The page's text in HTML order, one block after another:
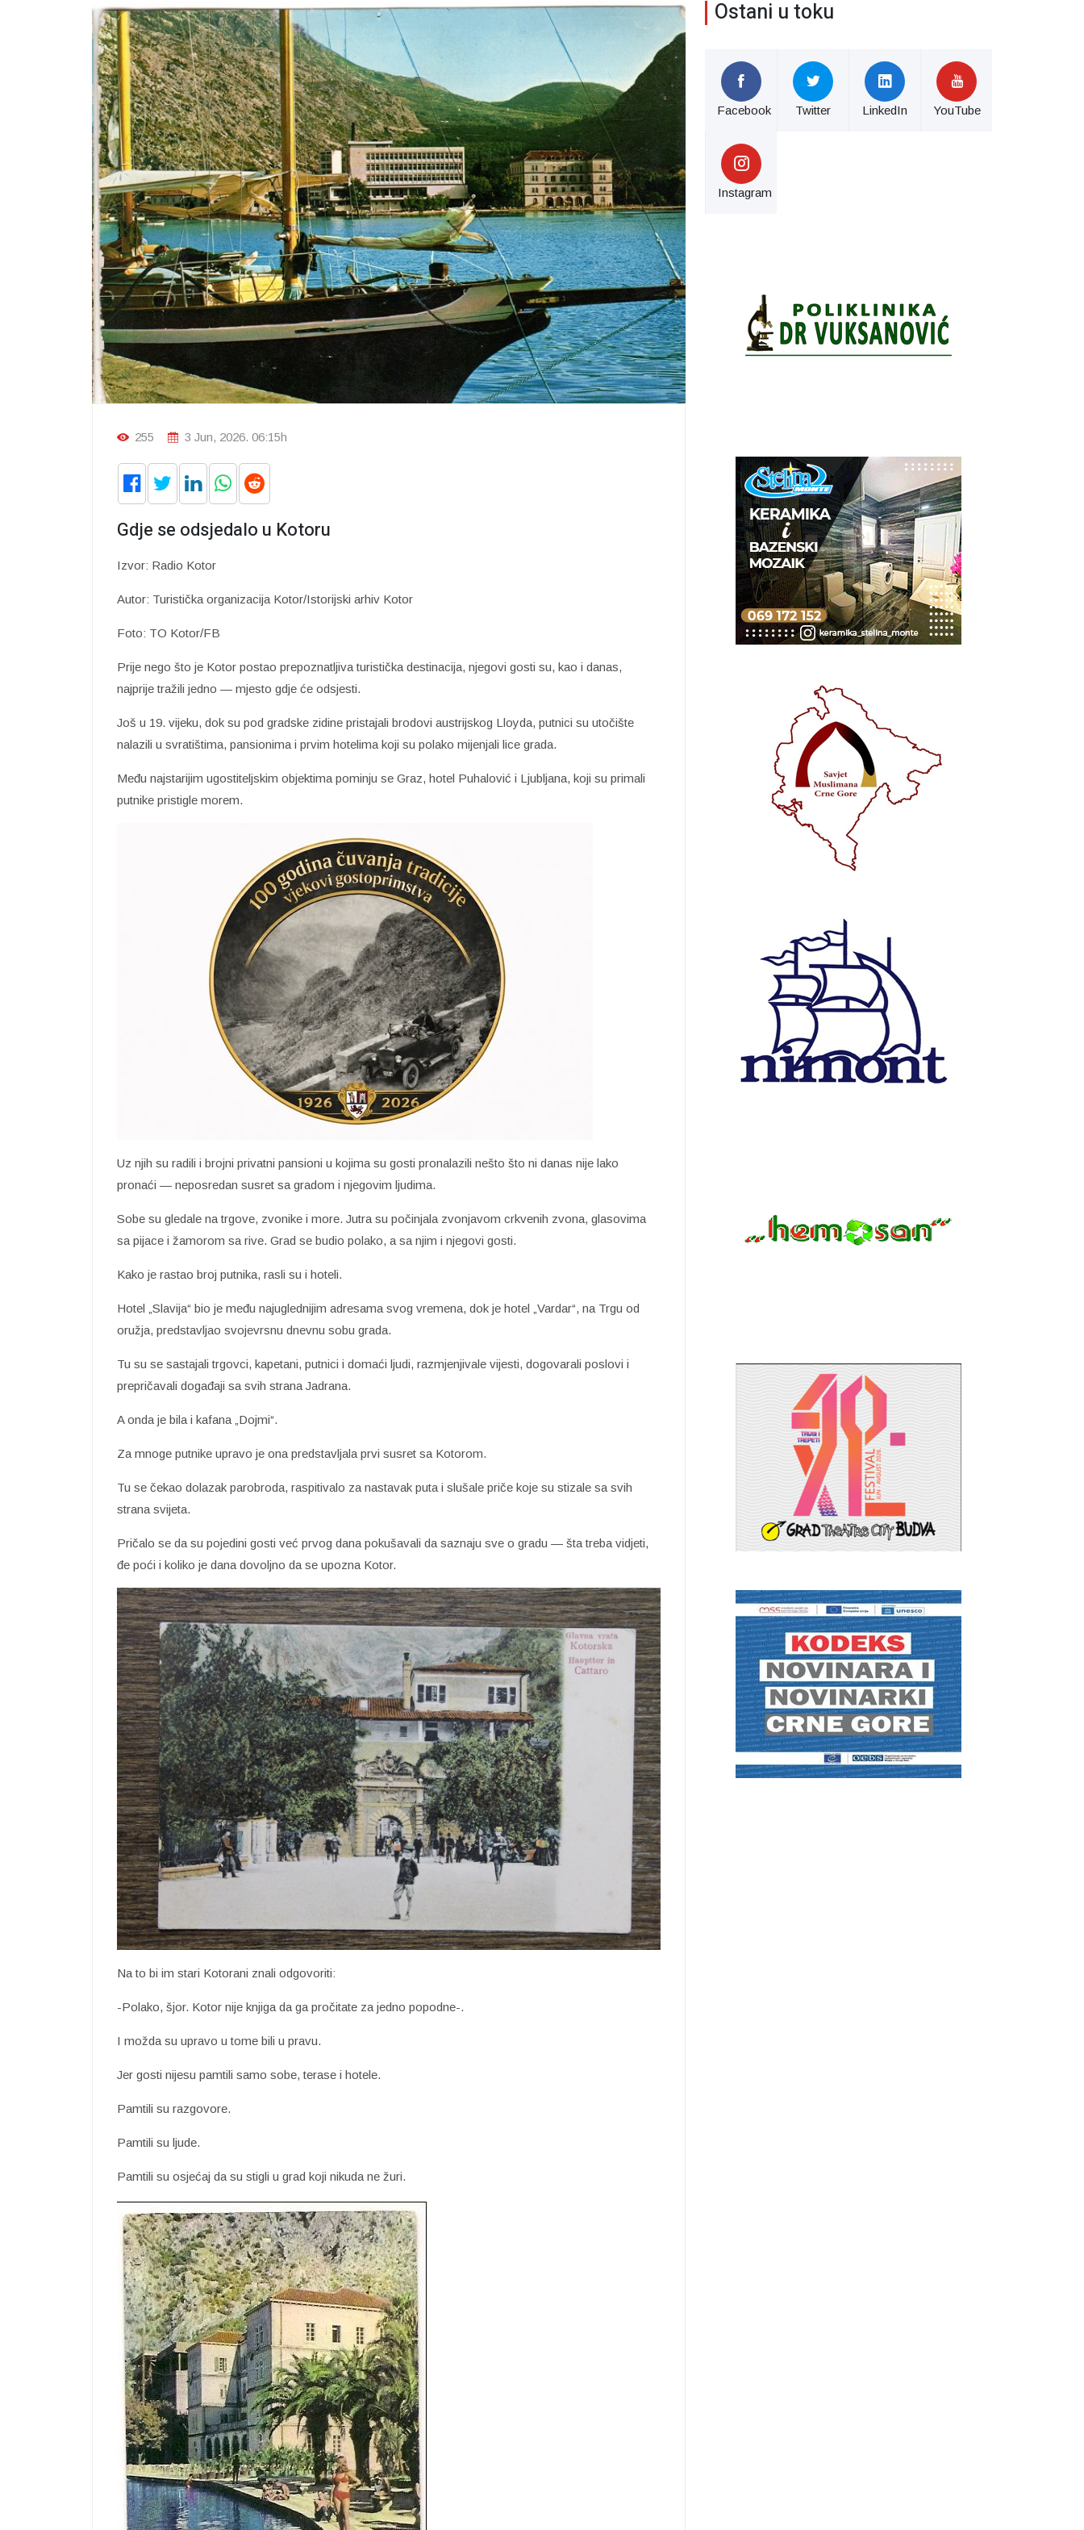
255 3 Jun, 2026. 06:15h
Gdje se odsjedalo u Kotoru
Izvor: Radio Kotor
Autor: Turistička organizacija Kotor/Istorijski arhiv Kotor
Foto: TO Kotor/FB
Prije nego što je Kotor postao prepoznatljiva turistička destinacija, njegovi gosti su, kao i danas,
najprije tražili jedno — mjesto gdje će odsjesti.
Još u 19. vijeku, dok su pod gradske zidine pristajali brodovi austrijskog Lloyda, putnici su utočište
nalazili u svratištima, pansionima i prvim hotelima koji su polako mijenjali lice grada.
Među najstarijim ugostiteljskim objektima pominju se Graz, hotel Puhalović i Ljubljana, koji su primali
putnike pristigle morem.
Uz njih su radili i brojni privatni pansioni u kojima su gosti pronalazili nešto što ni danas nije lako
pronaći — neposredan susret sa gradom i njegovim ljudima.
Sobe su gledale na trgove, zvonike i more. Jutra su počinjala zvonjavom crkvenih zvona, glasovima
sa pijace i žamorom sa rive. Grad se budio polako, a sa njim i njegovi gosti.
Kako je rastao broj putnika, rasli su i hoteli.
Hotel „Slavija“ bio je među najuglednijim adresama svog vremena, dok je hotel „Vardar“, na Trgu od
oružja, predstavljao svojevrsnu dnevnu sobu grada.
Tu su se sastajali trgovci, kapetani, putnici i domaći ljudi, razmjenjivale vijesti, dogovarali poslovi i
prepričavali događaji sa svih strana Jadrana.
A onda je bila i kafana „Dojmi“.
Za mnoge putnike upravo je ona predstavljala prvi susret sa Kotorom.
Tu se čekao dolazak parobroda, raspitivalo za nastavak puta i slušale priče koje su stizale sa svih
strana svijeta.
Pričalo se da su pojedini gosti već prvog dana pokušavali da saznaju sve o gradu — šta treba vidjeti,
đe poći i koliko je dana dovoljno da se upozna Kotor.
Na to bi im stari Kotorani znali odgovoriti:
-Polako, šjor. Kotor nije knjiga da ga pročitate za jedno popodne-.
I možda su upravo u tome bili u pravu.
Jer gosti nijesu pamtili samo sobe, terase i hotele.
Pamtili su razgovore.
Pamtili su ljude.
Pamtili su osjećaj da su stigli u grad koji nikuda ne žuri.
Ostani u toku
Facebook Twitter LinkedIn YouTube
Instagram